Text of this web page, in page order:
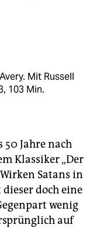
Mit Russell
103 Min.
Jahre nach
Klassiker „Der
Satans in
doch eine
wenig
auf